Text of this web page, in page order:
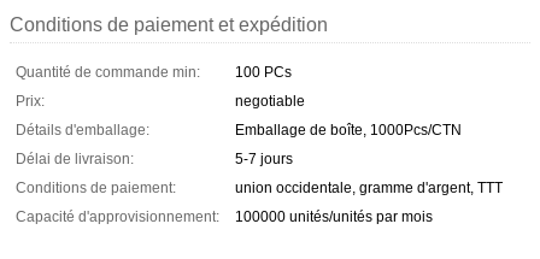
Conditions de paiement et expédition
Quantité de commande min:
100 PCs
Prix:
negotiable
Détails d'emballage:
Emballage de boîte, 1000Pcs/CTN
Délai de livraison:
5-7 jours
Conditions de paiement:
union occidentale, gramme d'argent, TTT
Capacité d'approvisionnement:
100000 unités/unités par mois